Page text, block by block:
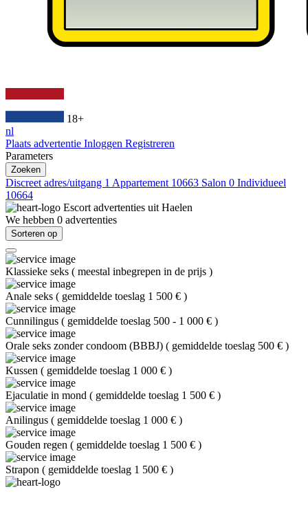
18+
nl
Plaats advertentie Inloggen Registreren
Parameters
Zoeken
Discreet adres/uitgang 1 Appartement 10663 Salon 0 Individueel
10664
Escort advertenties uit Haelen
We hebben 0 advertenties
Sorteren op
Klassieke seks ( meestal inbegrepen in de prijs )
Anale seks ( gemiddelde toeslag 1 500 € )
Cunnilingus ( gemiddelde toeslag 500 - 1 000 € )
Orale seks zonder condoom (BBBJ) ( gemiddelde toeslag 500 € )
Kussen ( gemiddelde toeslag 1 000 € )
Ejaculatie in mond ( gemiddelde toeslag 1 500 € )
Anilingus ( gemiddelde toeslag 1 000 € )
Gouden regen ( gemiddelde toeslag 1 500 € )
Strapon ( gemiddelde toeslag 1 500 € )